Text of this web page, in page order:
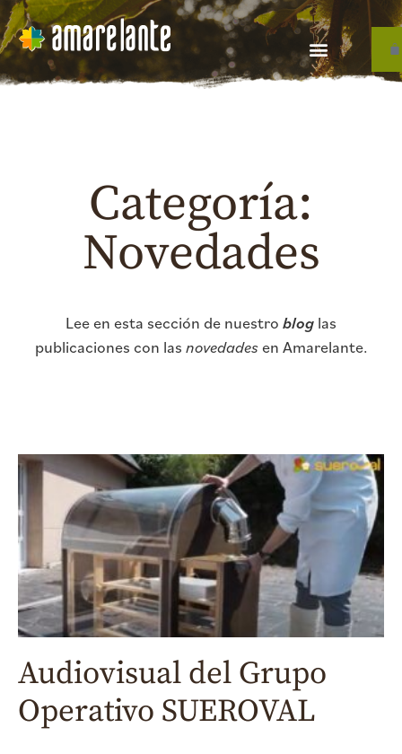
Categoría:
Novedades
Lee en esta sección de nuestro blog las
publicaciones con las novedadesen Amarelante.
Audiovisual del Grupo
Operativo SUEROVAL